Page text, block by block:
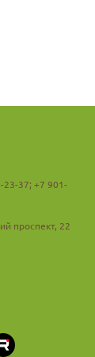
23-37; +7 901-
проспект, 22